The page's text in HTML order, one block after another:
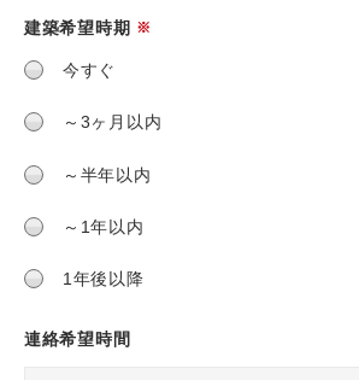
建築希望時期 ※
今すぐ
～3ヶ月以内
～半年以内
～1年以内
1年後以降
連絡希望時間